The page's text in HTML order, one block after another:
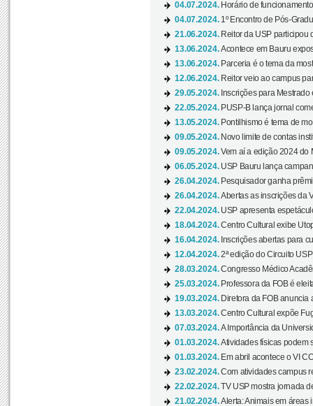
04.07.2024. Horário de
04.07.2024. 1º Encontro de Pós-
21.06.2024. Reitor da USP participou
13.06.2024.Acontece em Bauru
13.06.2024. Parceria é o tema da
12.06.2024. Reitor veio ao campus
29.05.2024. Inscrições para
22.05.2024. PUSP-B lança jornal
13.05.2024. Pontilhismo é tema de
09.05.2024. Novo limite de contas
09.05.2024.Vem aí a edição 2024 do
06.05.2024. USP Bauru lança
26.04.2024. Pesquisador ganha
26.04.2024.Abertas as inscrições da
22.04.2024. USP apresenta
18.04.2024.Centro Cultural exibe
16.04.2024. Inscrições abertas para
12.04.2024.2ª edição do Circuito
28.03.2024.Congresso Médico
25.03.2024. Professora da FOB é
19.03.2024. Diretora da FOB anuncia
13.03.2024.Centro Cultural expõe
07.03.2024.A Importância da
01.03.2024.Atividades físicas podem
01.03.2024. Em abril acontece o VI
23.02.2024.Com atividades campus
22.02.2024.TV USP mostra jornada
21.02.2024.Alerta: Animais em áreas